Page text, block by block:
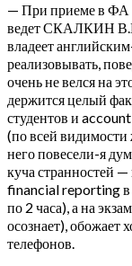
— При приеме в ФА
ведет СКАЛКИН
владеет
реализовывать,
очень не велся на
держится целый
студентов и
(по всей
него повесели-я
куча странностей
financial reporting в
по 2 часа), а на
осознает), обожает
телефонов.